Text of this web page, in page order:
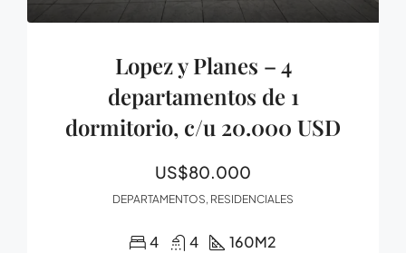
Lopez y Planes – 4
departamentos de 1
dormitorio, c/u 20.000 USD
US$80.000
DEPARTAMENTOS, RESIDENCIALES
4 4 160M2